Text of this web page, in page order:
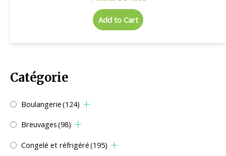
Catégorie
Boulangerie(124)
Breuvages(98)
Congelé et réfrigéré(195)
Add to Cart